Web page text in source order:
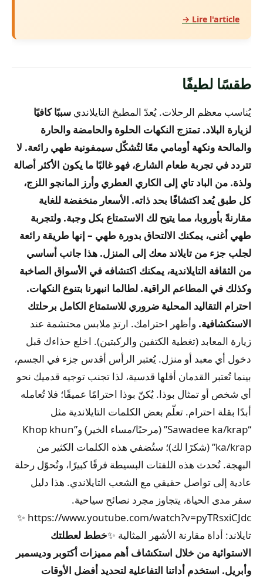
Lire l'article →
طقسًا لطيفًا
يُناسب معظم الرحلات. يُعدّ المطبخ التايلاندي سببًا كافيًا
لزيارة البلاد. تمتزج النكهات الحلوة والحامضة والحارة
والمالحة ونكهة أومامي معًا لتُشكّل سيمفونية طهي رائعة. لا
تتردد في تجربة طعام الشارع، فهو غالبًا ما يكون الأكثر أصالة
ولذة. من الباد تاي إلى الكاري العطري وأرز المانجو اللزج،
كل طبق يُعد اكتشافًا بحد ذاته. الأسعار منخفضة للغاية
مقارنةً بأوروبا، مما يتيح لك الاستمتاع بكل وجبة. ولتجربة
طهي أغنى، يمكنك الالتحاق بدورة طهي – إنها طريقة رائعة
لجلب جزء من تايلاند معك إلى المنزل. هذا جانب أساسي
من الثقافة التايلاندية، يمكنك اكتشافه في الأسواق الصاخبة
وكذلك في المطاعم الراقية. لطالما انبهرنا بتنوع النكهات.
احترام التقاليد المحلية ضروري للاستمتاع الكامل برحلتك
الاستكشافية.وأظهر احترامك. ارتدِ ملابس محتشمة عند
زيارة المعابد (تغطية الكتفين والركبتين). اخلع حذاءك قبل
دخول أي معبد أو منزل. يُعتبر الرأس أقدس جزء في الجسم،
بينما تُعتبر القدمان أقلها قدسية، لذا تجنب توجيه قدميك نحو
أي شخص أو تمثال بوذا. يُكنّ بوذا احترامًا عميقًا؛ فلا تُعامله
أبدًا بقلة احترام. تعلّم بعض الكلمات التايلاندية مثل
“Sawadee ka/krap” (مرحبًا/مساء الخير) و”Khop khun
ka/krap” (شكرًا لك)؛ ستُضفي هذه الكلمات الكثير من
البهجة. تُحدث هذه اللفتات البسيطة فرقًا كبيرًا، وتُحوّل رحلة
عادية إلى تواصل حقيقي مع الشعب التايلاندي. هذا دليل
سفر مدى الحياة، يتجاوز مجرد نصائح سياحية.
https://www.youtube.com/watch?v=pyTRsxiCJdc
✨
تايلاند: أداة مقارنة الأشهر المثالية ✨خطط لعطلتك
الاستوائية من خلال استكشاف أهم مميزات أكتوبر وديسمبر
وأبريل. استخدم أداتنا التفاعلية لتحديد أفضل الأوقات